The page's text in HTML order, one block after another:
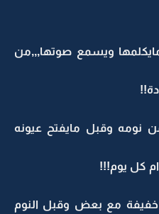
ويسمع صوتها,,,من
نومه وقبل مايفتح عيونه
كل يوم!!!
خفيفة مع بعض وقبل النوم